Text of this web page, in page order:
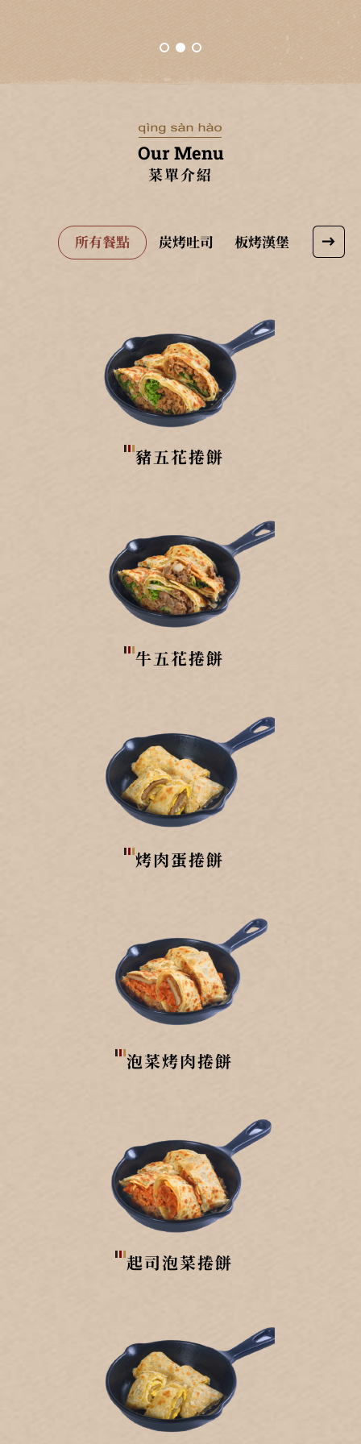
Our Menu
菜單介紹
所有餐點 炭烤吐司 板烤漢堡 酥脆蛋
豬五花捲餅
牛五花捲餅
烤肉蛋捲餅
泡菜烤肉捲餅
起司泡菜捲餅